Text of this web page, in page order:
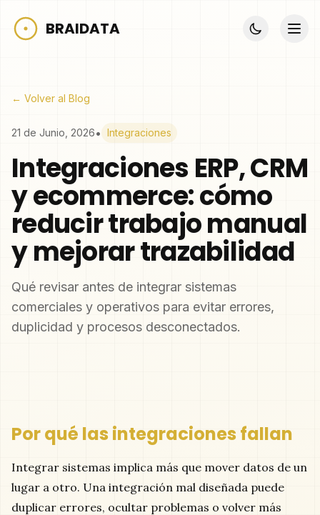
BRAIDATA
← Volver al Blog
21 de Junio, 2026• Integraciones
Integraciones ERP, CRM
y ecommerce: cómo
reducir trabajo manual
y mejorar trazabilidad
Qué revisar antes de integrar sistemas
comerciales y operativos para evitar errores,
duplicidad y procesos desconectados.
Por qué las integraciones fallan
Integrar sistemas implica más que mover datos de un
lugar a otro. Una integración mal diseñada puede
duplicar errores, ocultar problemas o volver más